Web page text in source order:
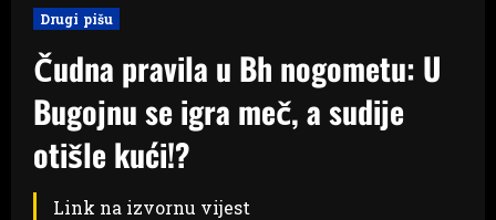
Drugi pišu
Čudna pravila u Bh nogometu: U
Bugojnu se igra meč, a sudije
otišle kući!?
Link na izvornu vijest